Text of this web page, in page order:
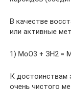
В качестве
или активные
1) МоO3 + ЗН2 =
К достоинствам
очень чистого